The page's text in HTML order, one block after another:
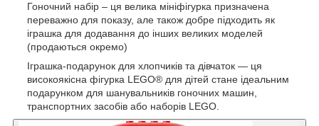
Гоночний набір – ця велика мініфігурка призначена
переважно для показу, але також добре підходить як
іграшка для додавання до інших великих моделей
(продаються окремо)
Іграшка-подарунок для хлопчиків та дівчаток — ця
високоякісна фігурка LEGO® для дітей стане ідеальним
подарунком для шанувальників гоночних машин,
транспортних засобів або наборів LEGO.